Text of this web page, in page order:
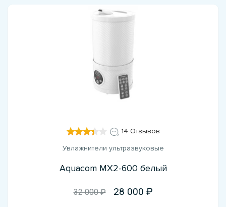
14 Отзывов
Увлажнители ультразвуковые
Aquacom MX2-600 белый
32 000 ₽ 28 000